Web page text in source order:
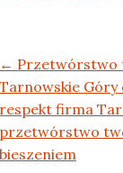
Post navigation
← Przetwórstwo
Tarnowskie Góry
respekt firma
przetwórstwo
bieszeniem